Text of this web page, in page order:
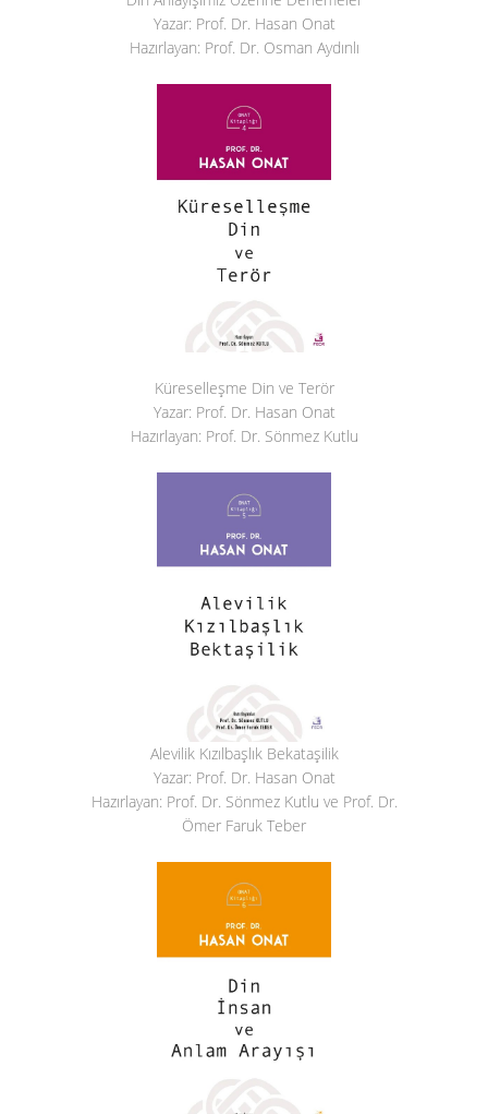
Yazar: Prof. Dr. Hasan Onat
Hazırlayan: Prof. Dr. Osman Aydınlı
Küreselleşme Din ve Terör
Yazar: Prof. Dr. Hasan Onat
Hazırlayan: Prof. Dr. Sönmez Kutlu
Alevilik Kızılbaşlık Bekataşilik
Yazar: Prof. Dr. Hasan Onat
Hazırlayan: Prof. Dr. Sönmez Kutlu ve Prof. Dr.
Ömer Faruk Teber